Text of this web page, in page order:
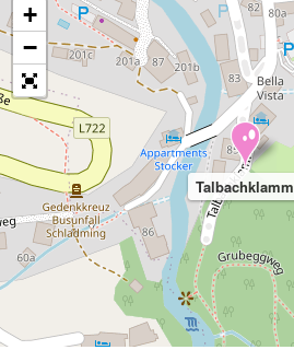
Talbachklamm
+
−